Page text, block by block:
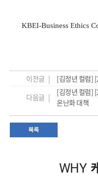
KBEI-Business Ethics
이전글 |
[김정년 컬럼]
다음글 |
[김정년 컬럼]
온난화 대책
WHY